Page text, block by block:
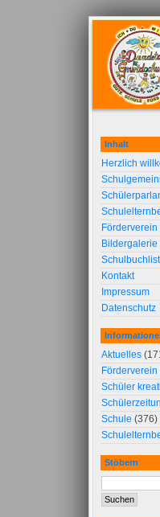
Inhalt
Herzlich
Förderverein
Bildergalerie
Kontakt
Impressum
Datenschutz
Aktuelles
Förderverein
Schüler
Schule (376)
Stöbern